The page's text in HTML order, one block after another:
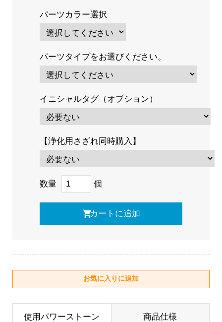
パーツカラー選択
パーツタイプをお選びください。
イニシャルタグ（オプション）
【浄化用さざれ同時購入】
数量 個
使用パワーストーン 商品仕様